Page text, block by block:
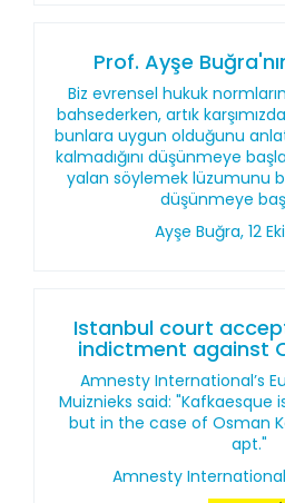
Prof. Ayşe
Biz evrensel hukuk
bahsederken, artık
bunlara uygun olduğunu
kalmadığını düşünmeye
yalan söylemek lüzumunu
düşünmeye
Ayşe Buğra, 12
Istanbul court
indictment against
Amnesty International’s
Muiznieks said: "Kafkaesque
but in the case of Osman
apt."
Amnesty